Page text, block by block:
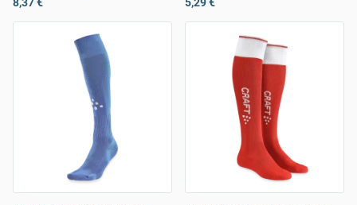
8,37 €
5,29 €